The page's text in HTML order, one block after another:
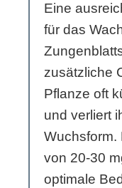
Eine
für das
zusätzliche
Pflanze oft
und verliert
Wuchsform.
von 20-30
optimale